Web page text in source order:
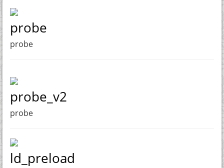
probe
probe
probe_v2
probe
ld_preload